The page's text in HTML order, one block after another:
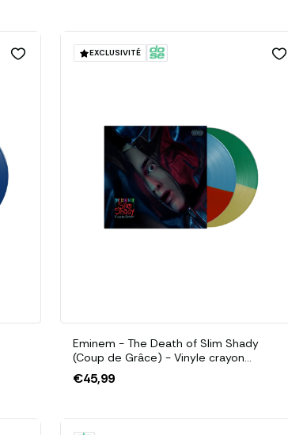
EXCLUSIVITÉ
Eminem - The Death of Slim Shady
(Coup de Grâce) - Vinyle crayon
(Exclusive D2C Colorway)
€45,99